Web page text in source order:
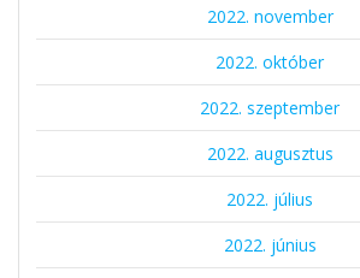
2022. november
2022. október
2022. szeptember
2022. augusztus
2022. július
2022. június